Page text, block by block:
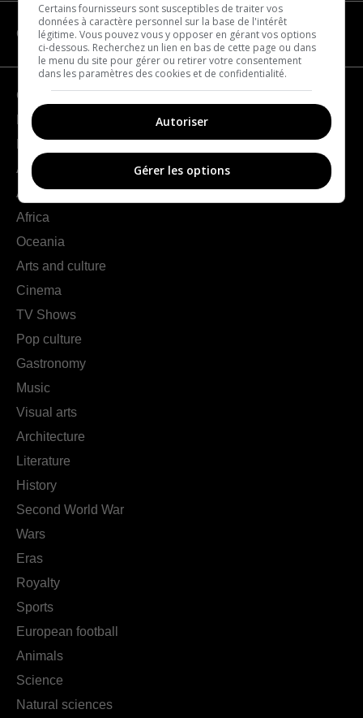
CATEGORIES
Geography
France
Europe
Americas
Asia
Africa
Oceania
Arts and culture
Cinema
TV Shows
Pop culture
Gastronomy
Music
Visual arts
Architecture
Literature
History
Second World War
Wars
Eras
Royalty
Sports
European football
Animals
Science
Natural sciences
Certains fournisseurs sont susceptibles de traiter vos
données à caractère personnel sur la base de l'intérêt
légitime. Vous pouvez vous y opposer en gérant vos options
ci-dessous. Recherchez un lien en bas de cette page ou dans
le menu du site pour gérer ou retirer votre consentement
dans les paramètres des cookies et de confidentialité.
Autoriser
Gérer les options